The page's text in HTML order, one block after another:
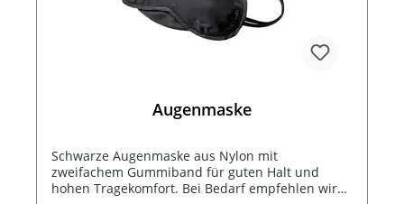
Augenmaske
Schwarze Augenmaske aus Nylon mit
zweifachem Gummiband für guten Halt und
hohen Tragekomfort. Bei Bedarf empfehlen wir